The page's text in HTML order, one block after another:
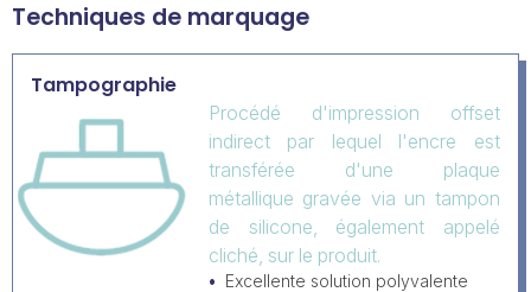
Techniques de marquage
Tampographie
Procédé d'impression offset
indirect par lequel l'encre est
transférée d'une plaque
métallique gravée via un tampon
de silicone, également appelé
cliché, sur le produit.
Excellente solution polyvalente